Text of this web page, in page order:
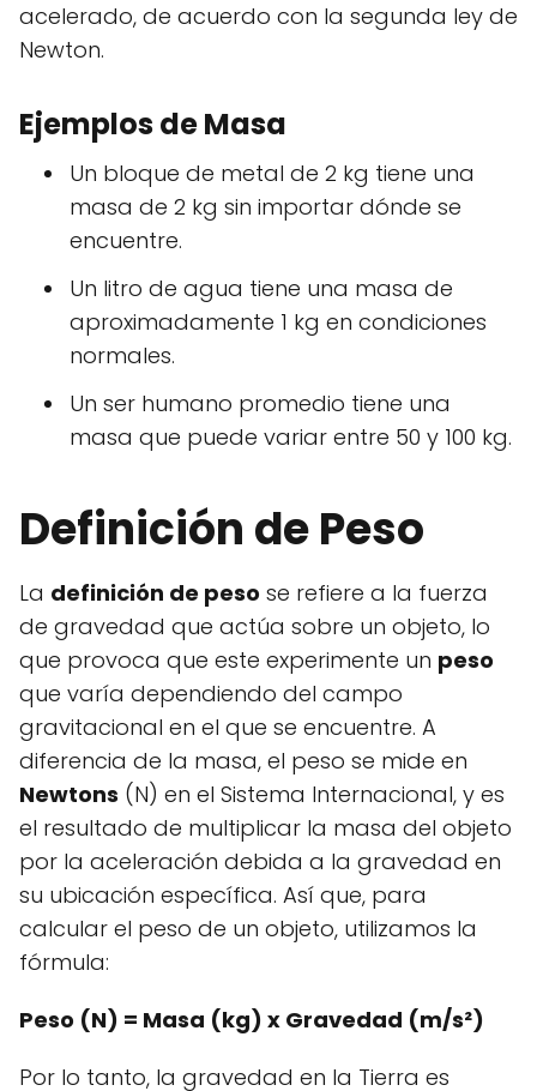
acelerado, de acuerdo con la segunda ley de
Newton.
Ejemplos de Masa
Un bloque de metal de 2 kg tiene una
masa de 2 kg sin importar dónde se
encuentre.
Un litro de agua tiene una masa de
aproximadamente 1 kg en condiciones
normales.
Un ser humano promedio tiene una
masa que puede variar entre 50 y 100 kg.
Definición de Peso
La definición de peso se refiere a la fuerza
de gravedad que actúa sobre un objeto, lo
que provoca que este experimente un peso
que varía dependiendo del campo
gravitacional en el que se encuentre. A
diferencia de la masa, el peso se mide en
Newtons (N) en el Sistema Internacional, y es
el resultado de multiplicar la masa del objeto
por la aceleración debida a la gravedad en
su ubicación específica. Así que, para
calcular el peso de un objeto, utilizamos la
fórmula:
Peso (N) = Masa (kg) x Gravedad (m/s²)
Por lo tanto, la gravedad en la Tierra es